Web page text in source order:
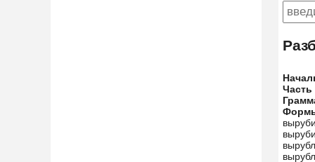
Часть